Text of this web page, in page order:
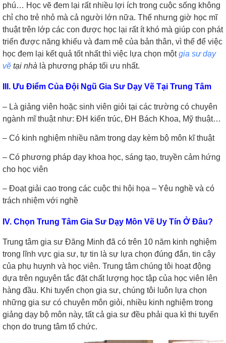
phú… Học vẽ đem lại rất nhiều lợi ích trong cuộc sống không
chỉ cho trẻ nhỏ mà cả người lớn nữa. Thế nhưng giờ học mĩ
thuật trên lớp các con được học lại rất ít khó mà giúp con phát
triển được năng khiếu và đam mê của bản thân, vì thế để việc
học đem lại kết quả tốt nhất thì việc lựa chọn mộtgia sư dạy
vẽ tại nhà là phương pháp tối ưu nhất.
III. Ưu Điểm Của Đội Ngũ Gia Sư Dạy Vẽ Tại Trung Tâm
– Là giảng viên hoặc sinh viên giỏi tại các trường có chuyên
ngành mĩ thuật như: ĐH kiến trúc, ĐH Bách Khoa, Mỹ thuật…
– Có kinh nghiệm nhiều năm trong dạy kèm bộ môn kĩ thuật
– Có phương pháp dạy khoa học, sáng tạo, truyền cảm hứng
cho học viên
– Đoạt giải cao trong các cuộc thi hội họa – Yêu nghề và có
trách nhiệm với nghề
IV. Chọn Trung Tâm Gia Sư Dạy Môn Vẽ Uy Tín Ở Đâu?
Trung tâm gia sư Đăng Minh đã có trên 10 năm kinh nghiệm
trong lĩnh vực gia sư, tự tin là sự lựa chọn đúng đắn, tin cậy
của phụ huynh và học viên. Trung tâm chúng tôi hoạt động
dựa trên nguyên tắc đặt chất lượng học tập của học viên lên
hàng đầu. Khi tuyển chọn gia sư, chúng tôi luôn lựa chọn
những gia sư có chuyên môn giỏi, nhiều kinh nghiệm trong
giảng dạy bộ môn này, tất cả gia sư đều phải qua kì thi tuyển
chọn do trung tâm tổ chức.